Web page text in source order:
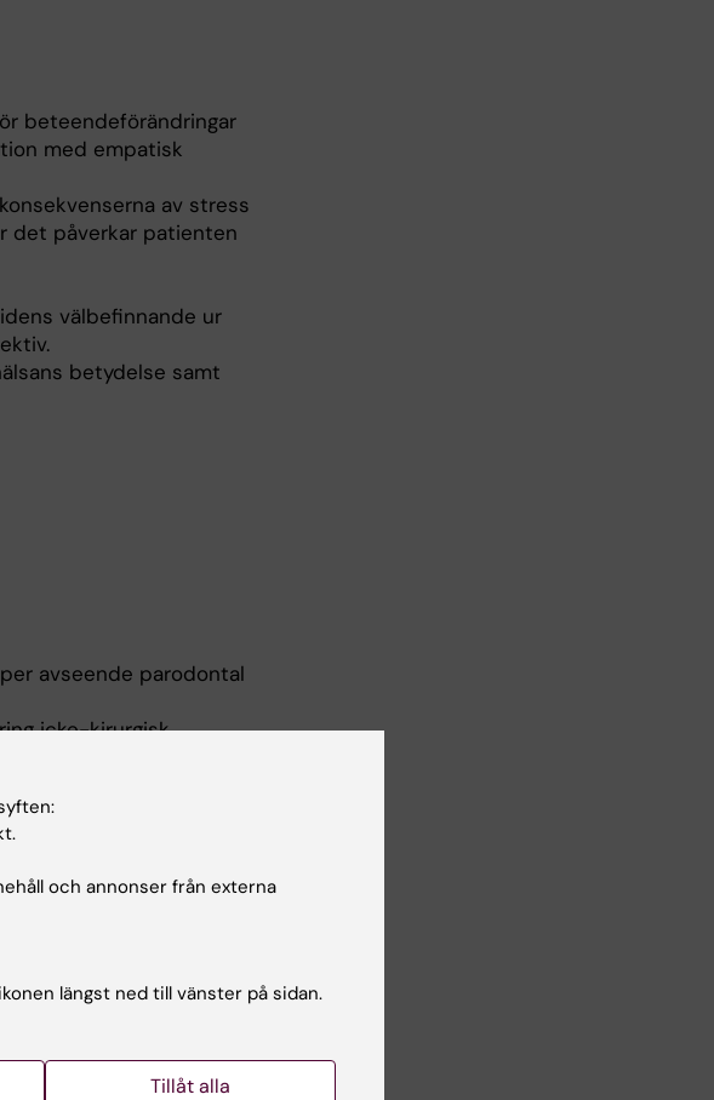
beteendeförändringar
med empatisk
av stress
det påverkar patienten
välbefinnande ur
betydelse samt
avseende parodontal
icke-kirurgisk
evidens avseende
hälsan samt
och annonser från externa
längst ned till vänster på sidan.
Tillåt alla